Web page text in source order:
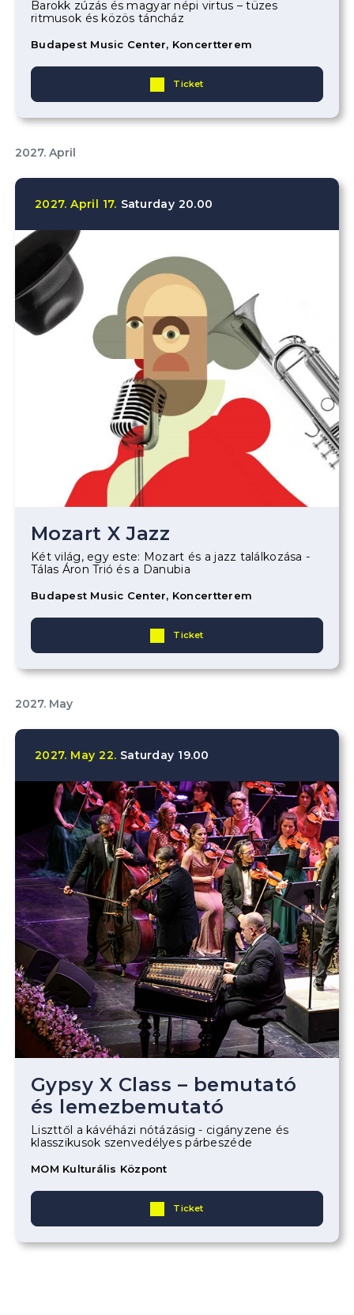
Barokk zúzás és magyar népi virtus – tüzes
ritmusok és közös táncház
Budapest Music Center, Koncertterem
Ticket
2027. April
2027. April 17. Saturday 20.00
Mozart X Jazz
Két világ, egy este: Mozart és a jazz találkozása -
Tálas Áron Trió és a Danubia
Budapest Music Center, Koncertterem
Ticket
2027. May
2027. May 22. Saturday 19.00
Gypsy X Class – bemutató
és lemezbemutató
Liszttől a kávéházi nótázásig - cigányzene és
klasszikusok szenvedélyes párbeszéde
MOM Kulturális Központ
Ticket